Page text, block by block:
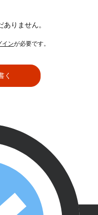
りません。
インが必要です。
く